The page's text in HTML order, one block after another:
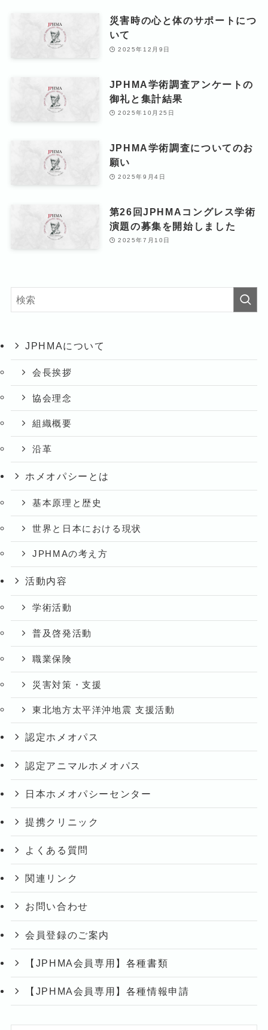
災害時の心と体のサポートにつ
いて
2025年12月9日
JPHMA学術調査アンケートの
御礼と集計結果
2025年10月25日
JPHMA学術調査についてのお
願い
2025年9月4日
第26回JPHMAコングレス学術
演題の募集を開始しました
2025年7月10日
JPHMAについて
会長挨拶
協会理念
組織概要
沿革
ホメオパシーとは
基本原理と歴史
世界と日本における現状
JPHMAの考え方
活動内容
学術活動
普及啓発活動
職業保険
災害対策・支援
東北地方太平洋沖地震 支援活動
認定ホメオパス
認定アニマルホメオパス
日本ホメオパシーセンター
提携クリニック
よくある質問
関連リンク
お問い合わせ
会員登録のご案内
【JPHMA会員専用】各種書類
【JPHMA会員専用】各種情報申請